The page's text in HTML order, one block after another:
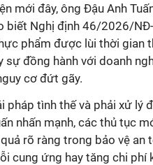
mới đây, ông Đậu Anh
biết Nghị định 46/2026/
phẩm được lùi thời gian
sự đồng hành với doanh
cơ đứt gãy.
pháp tình thế và phải xử
nhấn mạnh, các thủ tục
rõ ràng trong bảo vệ an
cung ứng hay tăng chi phí